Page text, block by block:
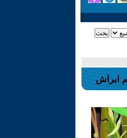
ابراش